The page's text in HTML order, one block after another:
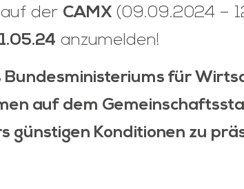
der CAMX (09.09.2024 –
anzumelden!
für
auf dem
günstigen Konditionen zu